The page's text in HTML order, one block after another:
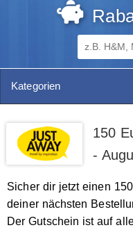
Kategorien
150
-
Sicher dir jetzt einen
deiner nächsten
Der Gutschein ist auf